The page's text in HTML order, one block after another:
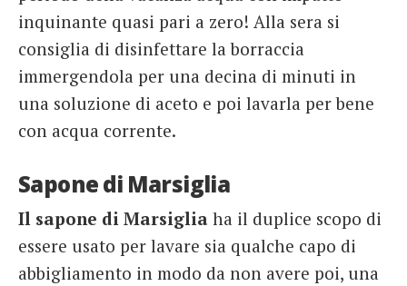
inquinante quasi pari a zero! Alla sera si
consiglia di disinfettare la borraccia
immergendola per una decina di minuti in
una soluzione di aceto e poi lavarla per bene
con acqua corrente.
Sapone di Marsiglia
Il sapone di Marsiglia ha il duplice scopo di
essere usato per lavare sia qualche capo di
abbigliamento in modo da non avere poi, una